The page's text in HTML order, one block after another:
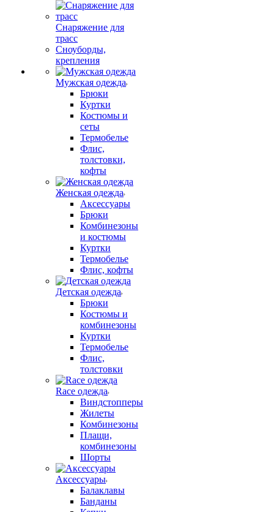
Снаряжение для
трасс
Сноуборды,
крепления
Мужская одежда
Брюки
Куртки
Костюмы и
сеты
Термобелье
Флис,
толстовки,
кофты
Женская одежда
Аксессуары
Брюки
Комбинезоны
и костюмы
Куртки
Термобелье
Флис, кофты
Детская одежда
Брюки
Костюмы и
комбинезоны
Куртки
Термобелье
Флис,
толстовки
Race одежда
Виндстопперы
Жилеты
Комбинезоны
Плащи,
комбинезоны
Шорты
Аксессуары
Балаклавы
Банданы